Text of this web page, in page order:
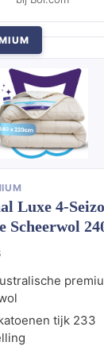
Luxe 4-
Scheerwol
tijk 233